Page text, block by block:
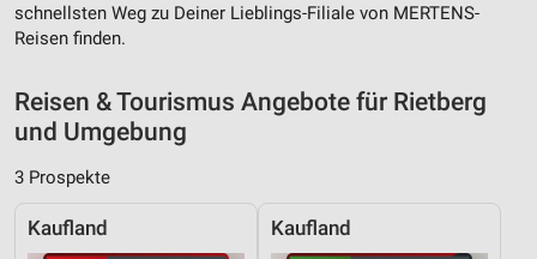
schnellsten Weg zu Deiner Lieblings-Filiale von MERTENS-
Reisen finden.
Reisen & Tourismus Angebote für Rietberg
und Umgebung
3 Prospekte
Kaufland Kaufland
IAB-Besonderheiten:
Geräte anhand von aktiv angeforderten
Informationen identifizieren
Nicht-IAB-Verarbeitungszwecke:
Performance